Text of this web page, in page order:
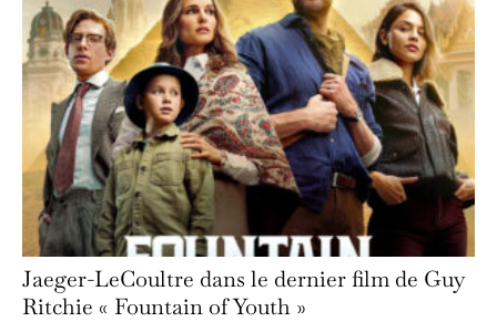
Jaeger-LeCoultre dans le dernier film de Guy
Ritchie « Fountain of Youth »